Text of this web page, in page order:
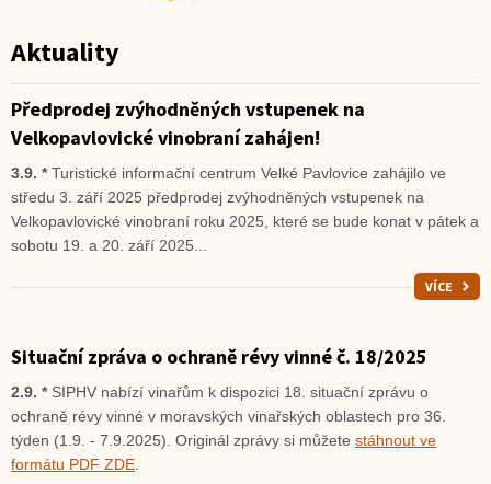
Aktuality
Předprodej zvýhodněných vstupenek na
Velkopavlovické vinobraní zahájen!
3.9. *Turistické informační centrum Velké Pavlovice zahájilo ve
středu 3. září 2025 předprodej zvýhodněných vstupenek na
Velkopavlovické vinobraní roku 2025, které se bude konat v pátek a
sobotu 19. a 20. září 2025...
VÍCE
Situační zpráva o ochraně révy vinné č. 18/2025
2.9. *SIPHV nabízí vinařům k dispozici 18. situační zprávu o
ochraně révy vinné v moravských vinařských oblastech pro 36.
týden (1.9. - 7.9.2025). Originál zprávy si můžete stáhnout ve
formátu PDF ZDE